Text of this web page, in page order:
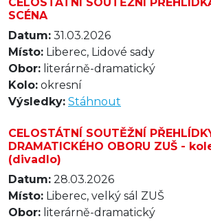
SCÉNA
Datum: 31.03.2026
Místo: Liberec, Lidové sady
Obor: literárně-dramatický
Kolo: okresní
Výsledky: Stáhnout
CELOSTÁTNÍ SOUTĚŽNÍ
DRAMATICKÉHO OBORU ZUŠ -
(divadlo)
Datum: 28.03.2026
Místo: Liberec, velký sál ZUŠ
Obor: literárně-dramatický